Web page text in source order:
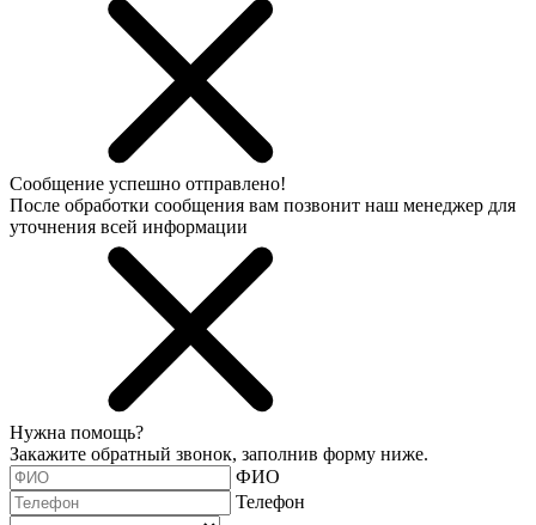
Сообщение успешно отправлено!
После обработки сообщения вам позвонит наш менеджер для
уточнения всей информации
Нужна помощь?
Закажите обратный звонок, заполнив форму ниже.
ФИО
Телефон